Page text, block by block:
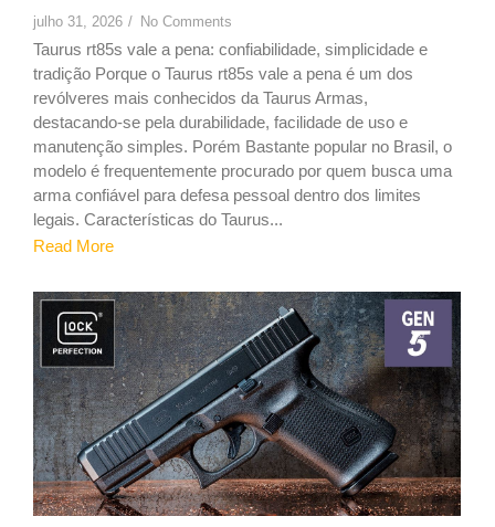
julho 31, 2026 / No Comments
Taurus rt85s vale a pena: confiabilidade, simplicidade e
tradição Porque o Taurus rt85s vale a pena é um dos
revólveres mais conhecidos da Taurus Armas,
destacando-se pela durabilidade, facilidade de uso e
manutenção simples. Porém Bastante popular no Brasil, o
modelo é frequentemente procurado por quem busca uma
arma confiável para defesa pessoal dentro dos limites
legais. Características do Taurus...
Read More
9